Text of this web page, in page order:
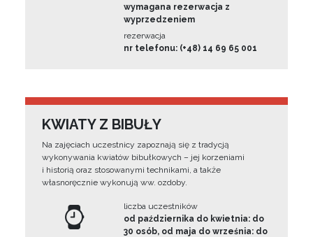
wymagana rezerwacja z
wyprzedzeniem
rezerwacja
nr telefonu: (+48) 14 69 65 001
KWIATY Z BIBUŁY
Na zajęciach uczestnicy zapoznają się z tradycją
wykonywania kwiatów bibułkowych – jej korzeniami
i historią oraz stosowanymi technikami, a także
własnoręcznie wykonują ww. ozdoby.
liczba uczestników
od października do kwietnia: do
30 osób, od maja do września: do